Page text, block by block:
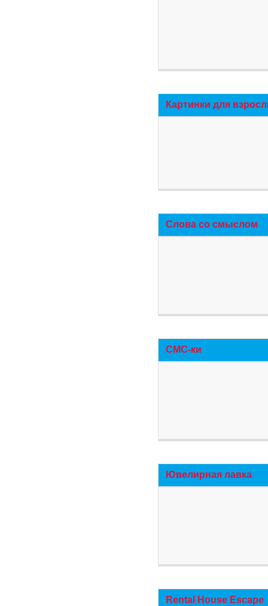
Картинки для
Слова со смыслом
СМС-ки
Ювелирная лавка
Rental House Escape